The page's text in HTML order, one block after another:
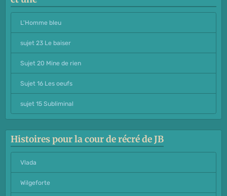
L'Homme bleu
sujet 23 Le baiser
Sujet 20 Mine de rien
Sujet 16 Les oeufs
sujet 15 Subliminal
Histoires pour la cour de récré de JB
Vlada
Wilgeforte